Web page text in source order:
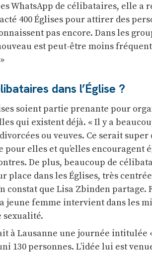
WhatsApp de célibataires, elle a
400 Églises pour attirer des
pas encore. Dans les
est peut-être moins
dans l’Église ?
soient partie prenante pour
qui existent déjà. « Il y a
ou veuves. Ce serait super
elles et qu’elles encouragent
De plus, beaucoup de
place dans les Églises, très
constat que Lisa Zbinden partage.
jeune femme intervient dans les
sexualité.
à Lausanne une journée intitulée
130 personnes. L’idée lui est